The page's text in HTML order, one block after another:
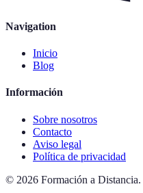
Navigation
Inicio
Blog
Información
Sobre nosotros
Contacto
Aviso legal
Política de privacidad
© 2026 Formación a Distancia.